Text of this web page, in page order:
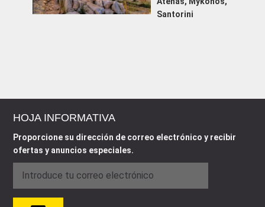
Santorini
HOJA INFORMATIVA
Proporcione su dirección de correo electrónico y recibir
ofertas y anuncios especiales.